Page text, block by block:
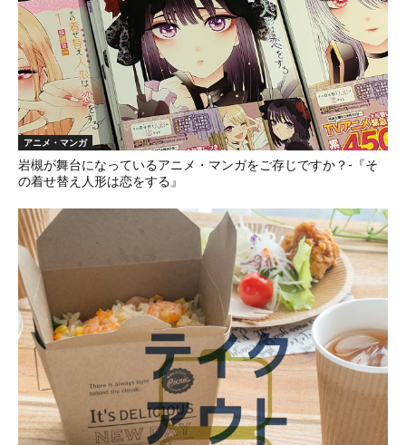
アニメ・マンガ
岩槻が舞台になっているアニメ・マンガをご存じですか？-『そ
の着せ替え人形は恋をする』